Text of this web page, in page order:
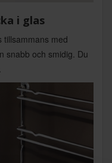
i glas
tillsammans med
snabb och smidig. Du